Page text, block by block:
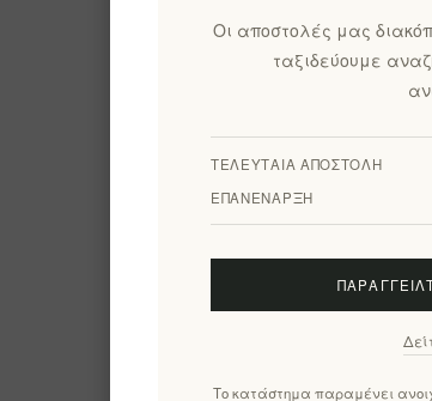
Οι αποστολές μας
ταξιδεύουμε
ΤΕΛΕΥΤΑΊΑ ΑΠΟΣΤΟΛΉ
ΕΠΑΝΈΝΑΡΞΗ
Το κατάστημα παραμένει